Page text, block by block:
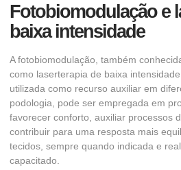
Fotobiomodulação e
baixa intensidade
A fotobiomodulação, também
como laserterapia de baixa
utilizada como recurso auxiliar em
podologia, pode ser empregada em
favorecer conforto, auxiliar processos
contribuir para uma resposta mais
tecidos, sempre quando indicada e
capacitado.